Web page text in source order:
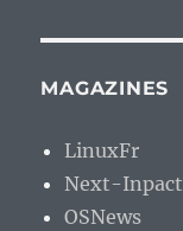
MAGAZINES
LinuxFr
Next-Inpact
OSNews